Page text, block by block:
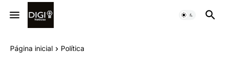
Página inicial Política